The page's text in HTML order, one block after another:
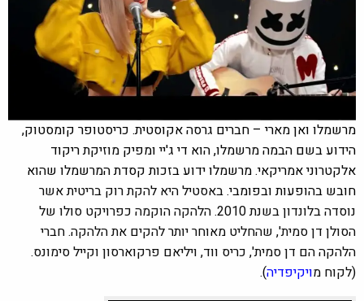
מרשמלו ואן מארי – חברים גרסה אקוסטית. כריסטופר קומסטוק,
הידוע בשם הבמה מרשמלו, הוא די ג'יי ומפיק מוזיקת ריקוד
אלקטרוני אמריקאי. מרשמלו ידוע בזכות קסדת המרשמלו שהוא
חובש בהופעות ובפומבי.באסטיל היא להקת רוק בריטית אשר
נוסדה בלונדון בשנת 2010. הלהקה הוקמה כפרויקט סולו של
הסולן דן סמית', שהחליט מאוחר יותר להקים את הלהקה. חברי
הלהקה הם דן סמית', כריס ווד, ויליאם פרקוארסון וקייל סימונס.
(לקוח מ ויקיפדיה).